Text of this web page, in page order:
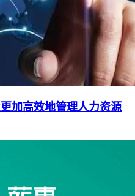
加高效地管理人力资源